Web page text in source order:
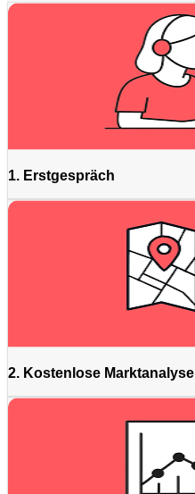
1. Erstgespräch
2. Kostenlose Marktanalyse